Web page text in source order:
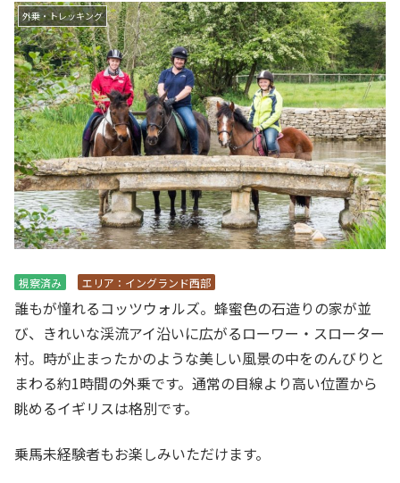
外乗・トレッキング
視察済み エリア：イングランド西部
誰もが憧れるコッツウォルズ。蜂蜜色の石造りの家が並
び、きれいな渓流アイ沿いに広がるローワー・スローター
村。時が止まったかのような美しい風景の中をのんびりと
まわる約1時間の外乗です。通常の目線より高い位置から
眺めるイギリスは格別です。
乗馬未経験者もお楽しみいただけます。